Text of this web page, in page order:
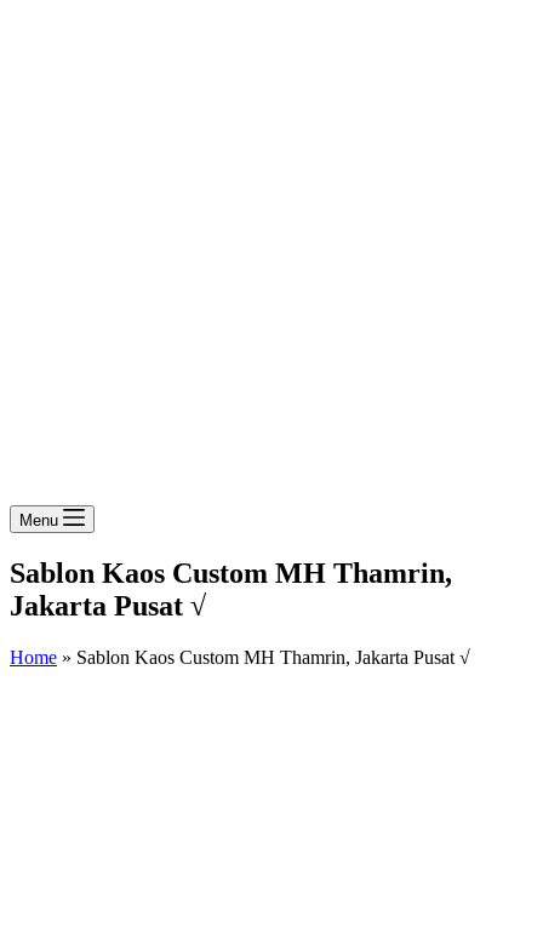
Menu
Sablon Kaos Custom MH Thamrin,
Jakarta Pusat √
Home » Sablon Kaos Custom MH Thamrin, Jakarta Pusat √